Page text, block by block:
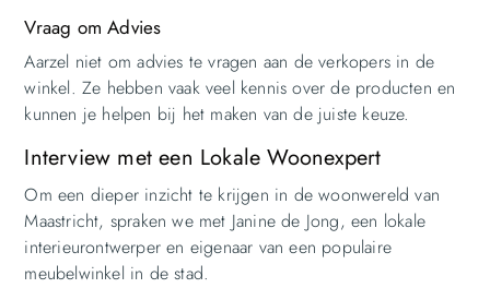
Vraag om Advies
Aarzel niet om advies te vragen aan de verkopers in de
winkel. Ze hebben vaak veel kennis over de producten en
kunnen je helpen bij het maken van de juiste keuze.
Interview met een Lokale Woonexpert
Om een dieper inzicht te krijgen in de woonwereld van
Maastricht, spraken we met Janine de Jong, een lokale
interieurontwerper en eigenaar van een populaire
meubelwinkel in de stad.